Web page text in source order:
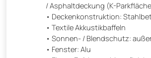
/ Asphaltdeckung (K-
Deckenkonstruktion:
Textile Akkustikbaffeln
Sonnen- / Blendschutz:
Fenster: Alu